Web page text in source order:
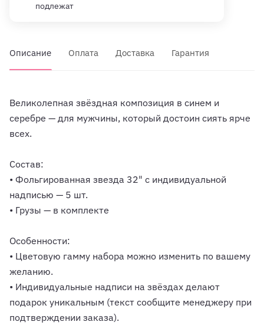
подлежат
Описание Оплата Доставка Гарантия
Великолепная звёздная композиция в синем и
серебре — для мужчины, который достоин сиять ярче
всех.
Состав:
• Фольгированная звезда 32" с индивидуальной
надписью — 5 шт.
• Грузы — в комплекте
Особенности:
• Цветовую гамму набора можно изменить по вашему
желанию.
• Индивидуальные надписи на звёздах делают
подарок уникальным (текст сообщите менеджеру при
подтверждении заказа).